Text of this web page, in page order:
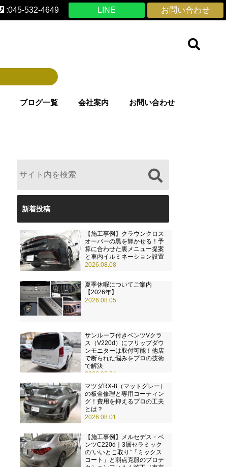
お問い合わせ
LINE
:045-532-4649
ブログ一覧 会社案内 お問い合わせ
新着投稿
【施工事例】クラウンクロス
オーバーの黒を輝かせる！予
算に合わせた裏メニュー提案
と車内イルミネーション設置
2026.08.08
夏季休暇についてご案内
【2026年】
2026.08.05
サンルーフ付きベンツVクラ
ス（V220d）にフリップダウ
ンモニターは取付可能！他店
で断られた悩みをプロの技術
で解決
2026.08.04
マツダRX-8（マットグレー）
の板金修理と専用コーティン
グ！費用を抑えるプロの工夫
とは？
2026.08.01
【施工事例】メルセデス・ベ
ンツC220d｜3層セラミック
の“いいとこ取り”「ミックス
コート」と弱点克服のプロテ